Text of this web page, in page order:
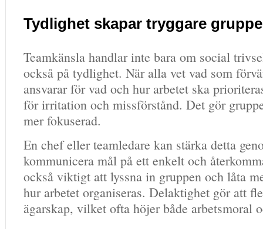
Tydlighet skapar tryggare
Teamkänsla handlar inte bara om social
också på tydlighet. När alla vet vad som
ansvarar för vad och hur arbetet ska
för irritation och missförstånd. Det gör
mer fokuserad.
En chef eller teamledare kan stärka detta
kommunicera mål på ett enkelt och
också viktigt att lyssna in gruppen och låta
hur arbetet organiseras. Delaktighet gör att
ägarskap, vilket ofta höjer både arbetsmoral